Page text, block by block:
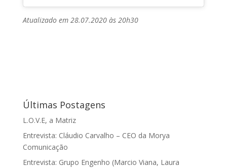
Atualizado em 28.07.2020 às 20h30
Últimas Postagens
L.O.V.E, a Matriz
Entrevista: Cláudio Carvalho – CEO da Morya
Comunicação
Entrevista: Grupo Engenho (Marcio Viana, Laura